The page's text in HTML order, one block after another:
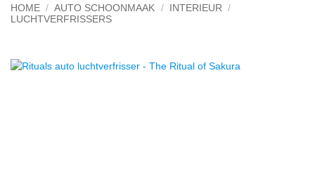
HOME / AUTO SCHOONMAAK / INTERIEUR /
LUCHTVERFRISSERS